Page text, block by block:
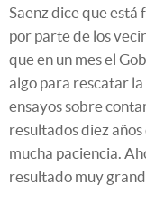
Saenz dice que
por parte de los
que en un mes el
algo para rescatar
ensayos sobre
resultados diez
mucha paciencia.
resultado muy